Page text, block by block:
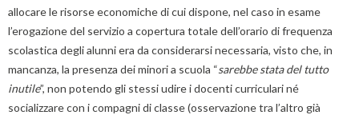
allocare le risorse economiche di cui dispone, nel caso in esame
l’erogazione del servizio a copertura totale dell’orario di frequenza
scolastica degli alunni era da considerarsi necessaria, visto che, in
mancanza, la presenza dei minori a scuola “sarebbe stata del tutto
inutile”, non potendo gli stessi udire i docenti curriculari né
socializzare con i compagni di classe (osservazione tra l’altro già